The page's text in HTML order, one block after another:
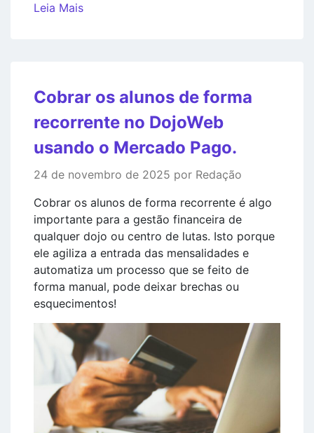
Leia Mais
Cobrar os alunos de forma
recorrente no DojoWeb
usando o Mercado Pago.
24 de novembro de 2025 por Redação
Cobrar os alunos de forma recorrente é algo
importante para a gestão financeira de
qualquer dojo ou centro de lutas. Isto porque
ele agiliza a entrada das mensalidades e
automatiza um processo que se feito de
forma manual, pode deixar brechas ou
esquecimentos!